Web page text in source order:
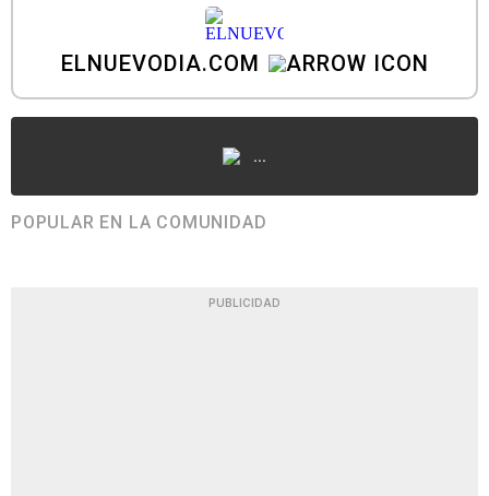
ELNUEVODIA.COM
...
POPULAR EN LA COMUNIDAD
PUBLICIDAD